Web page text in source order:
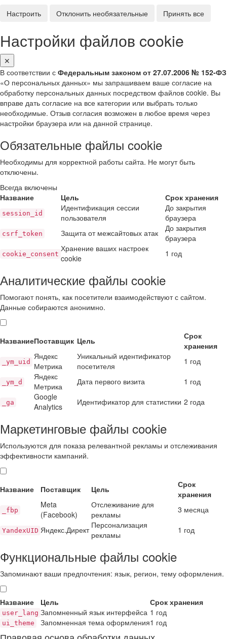
Настроить
Отклонить необязательные Принять все
Настройки файлов cookie
✕
В соответствии с Федеральным законом от 27.07.2006 № 152-ФЗ
«О персональных данных» мы запрашиваем ваше согласие на
обработку персональных данных посредством файлов cookie. Вы
вправе дать согласие на все категории или выбрать только
необходимые. Отзыв согласия возможен в любое время через
настройки браузера или на данной странице.
Обязательные файлы cookie
Необходимы для корректной работы сайта. Не могут быть
отключены.
Всегда включены
Название
Цель Срок хранения
session_id
Идентификация сессии
пользователя
До закрытия
браузера
csrf_token Защита от межсайтовых атак
До закрытия
браузера
cookie_consent
Хранение ваших настроек
cookie
1 год
Аналитические файлы cookie
Помогают понять, как посетители взаимодействуют с сайтом.
Данные собираются анонимно.
НазваниеПоставщик Цель
Срок
хранения
_ym_uid
Яндекс
Метрика
Уникальный идентификатор
посетителя
1 год
_ym_d
Яндекс
Метрика
Дата первого визита 1 год
_ga
Google
Analytics
Идентификатор для статистики 2 года
Маркетинговые файлы cookie
Используются для показа релевантной рекламы и отслеживания
эффективности кампаний.
Название Поставщик Цель
Срок
хранения
_fbp
Meta
(Facebook)
Отслеживание для
рекламы
3 месяца
YandexUID Яндекс.Директ Персонализация
рекламы
1 год
Функциональные файлы cookie
Запоминают ваши предпочтения: язык, регион, тему оформления.
Название Цель Срок хранения
user_lang Запомненный язык интерфейса 1 год
ui_theme Запомненная тема оформления1 год